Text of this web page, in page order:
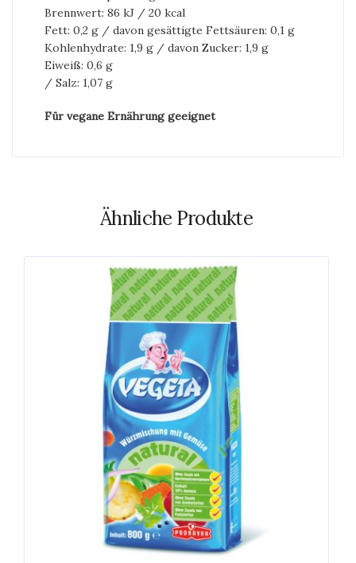
Brennwert: 86 kJ / 20 kcal
Fett: 0,2 g / davon gesättigte Fettsäuren: 0,1 g
Kohlenhydrate: 1,9 g / davon Zucker: 1,9 g
Eiweiß: 0,6 g
/ Salz: 1,07 g
Für vegane Ernährung geeignet
Ähnliche Produkte